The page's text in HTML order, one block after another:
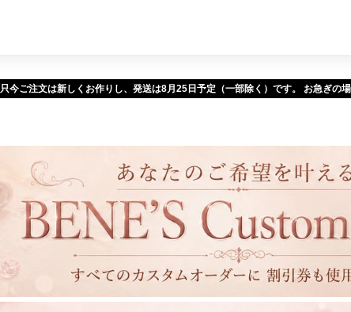
只今ご注文は新しくお作りし、発送は 予定（一部除く）です。 お急ぎの